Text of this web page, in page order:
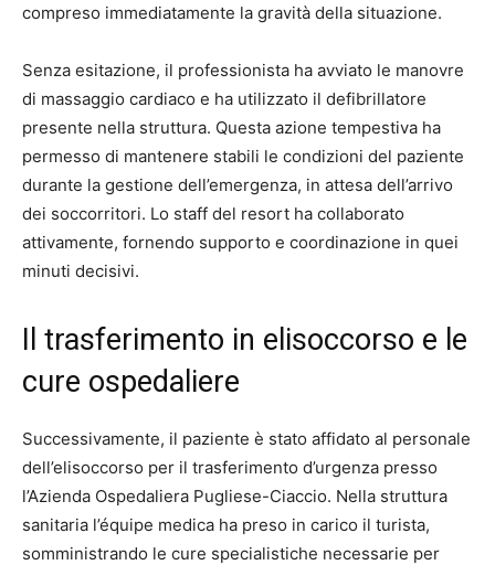
compreso immediatamente la gravità della situazione.
Senza esitazione, il professionista ha avviato le manovre
di massaggio cardiaco e ha utilizzato il defibrillatore
presente nella struttura. Questa azione tempestiva ha
permesso di mantenere stabili le condizioni del paziente
durante la gestione dell’emergenza, in attesa dell’arrivo
dei soccorritori. Lo staff del resort ha collaborato
attivamente, fornendo supporto e coordinazione in quei
minuti decisivi.
Il trasferimento in elisoccorso e le
cure ospedaliere
Successivamente, il paziente è stato affidato al personale
dell’elisoccorso per il trasferimento d’urgenza presso
l’Azienda Ospedaliera Pugliese-Ciaccio. Nella struttura
sanitaria l’équipe medica ha preso in carico il turista,
somministrando le cure specialistiche necessarie per